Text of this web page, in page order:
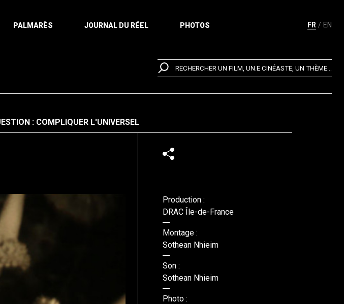
FR EN
PALMARÈS JOURNAL DU RÉEL PHOTOS
RECHERCHER UN FILM, UN.E CINÉASTE, UN THÈME...
: COMPLIQUER L'UNIVERSEL
Production :
DRAC Île-de-France
Montage :
Sothean Nhieim
Son :
Sothean Nhieim
Photo :